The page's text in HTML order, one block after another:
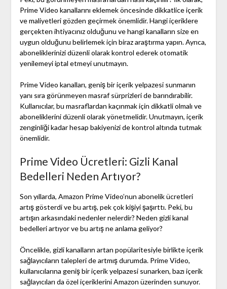
Prime Video kanallarını eklemek öncesinde dikkatlice içerik
ve maliyetleri gözden geçirmek önemlidir. Hangi içeriklere
gerçekten ihtiyacınız olduğunu ve hangi kanalların size en
uygun olduğunu belirlemek için biraz araştırma yapın. Ayrıca,
aboneliklerinizi düzenli olarak kontrol ederek otomatik
yenilemeyi iptal etmeyi unutmayın.
Prime Video kanalları, geniş bir içerik yelpazesi sunmanın
yanı sıra görünmeyen masraf sürprizleri de barındırabilir.
Kullanıcılar, bu masraflardan kaçınmak için dikkatli olmalı ve
aboneliklerini düzenli olarak yönetmelidir. Unutmayın, içerik
zenginliği kadar hesap bakiyenizi de kontrol altında tutmak
önemlidir.
Prime Video Ücretleri: Gizli Kanal
Bedelleri Neden Artıyor?
Son yıllarda, Amazon Prime Video’nun abonelik ücretleri
artış gösterdi ve bu artış, pek çok kişiyi şaşırttı. Peki, bu
artışın arkasındaki nedenler nelerdir? Neden gizli kanal
bedelleri artıyor ve bu artış ne anlama geliyor?
Öncelikle, gizli kanalların artan popülaritesiyle birlikte içerik
sağlayıcıların talepleri de artmış durumda. Prime Video,
kullanıcılarına geniş bir içerik yelpazesi sunarken, bazı içerik
sağlayıcıları da özel içeriklerini Amazon üzerinden sunuyor.